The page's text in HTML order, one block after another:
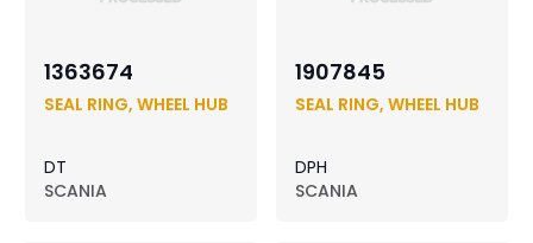
1363674
SEAL RING, WHEEL HUB
DT
SCANIA
1907845
SEAL RING, WHEEL HUB
DPH
SCANIA